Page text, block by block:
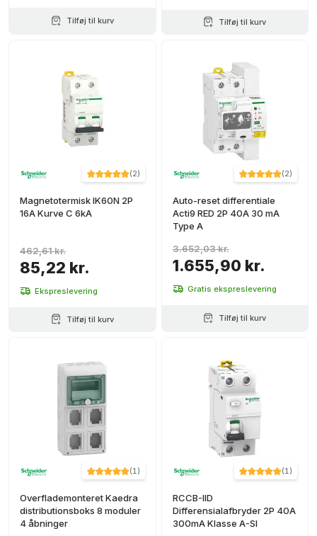
Tilføj til kurv Tilføj til kurv
(2)
Magnetotermisk IK60N 2P
16A Kurve C 6kA
85,22 kr.
462,61 kr.
Ekspreslevering
Tilføj til kurv
(2)
Auto-reset differentiale
Acti9 RED 2P 40A 30 mA
Type A
1.655,90 kr.
3.652,03 kr.
Gratis ekspreslevering
Tilføj til kurv
(1)
Overflademonteret Kaedra
distributionsboks 8 moduler
4 åbninger
(1)
RCCB-IID
Differensialafbryder 2P 40A
300mA Klasse A-SI